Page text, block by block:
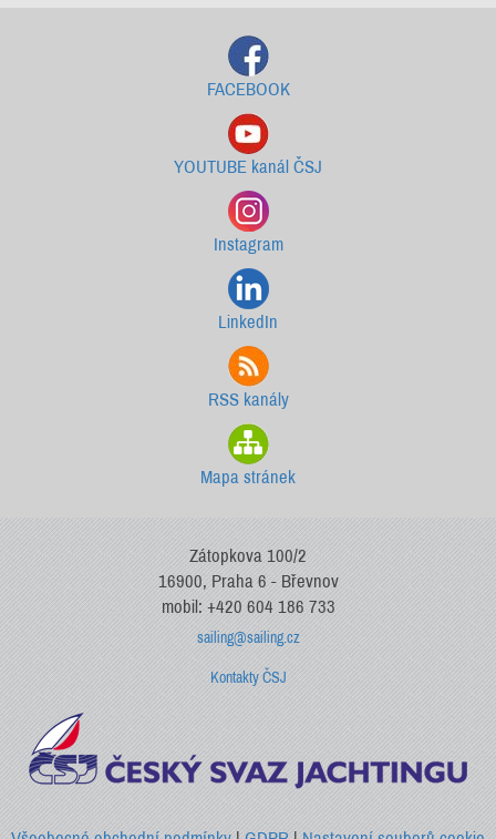
FACEBOOK
YOUTUBE kanál ČSJ
Instagram
LinkedIn
RSS kanály
Mapa stránek
Zátopkova 100/2
16900, Praha 6 - Břevnov
mobil: +420 604 186 733
sailing@sailing.cz
Kontakty ČSJ